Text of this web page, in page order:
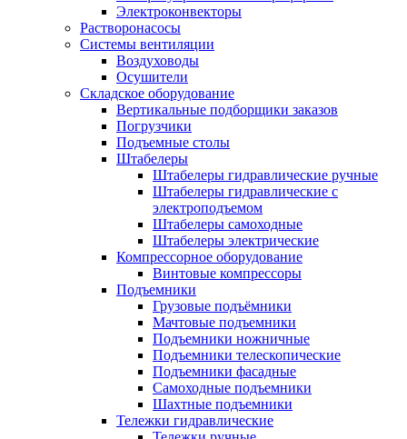
Электроконвекторы
Растворонасосы
Системы вентиляции
Воздуховоды
Осушители
Складское оборудование
Вертикальные подборщики заказов
Погрузчики
Подъемные столы
Штабелеры
Штабелеры гидравлические ручные
Штабелеры гидравлические с
электроподъемом
Штабелеры самоходные
Штабелеры электрические
Компрессорное оборудование
Винтовые компрессоры
Подъемники
Грузовые подъёмники
Мачтовые подъемники
Подъемники ножничные
Подъемники телескопические
Подъемники фасадные
Самоходные подъемники
Шахтные подъемники
Тележки гидравлические